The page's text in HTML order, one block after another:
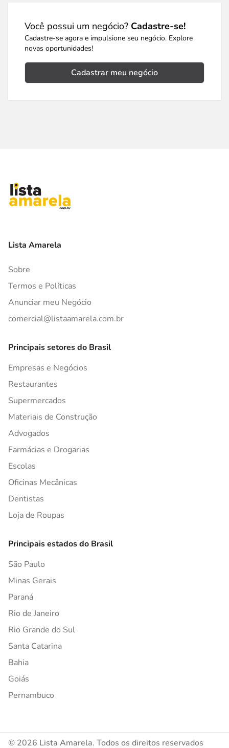
Você possui um negócio? Cadastre-se!
Cadastre-se agora e impulsione seu negócio. Explore
novas oportunidades!
Cadastrar meu negócio
Lista Amarela
Sobre
Termos e Políticas
Anunciar meu Negócio
comercial@listaamarela.com.br
Principais setores do Brasil
Empresas e Negócios
Restaurantes
Supermercados
Materiais de Construção
Advogados
Farmácias e Drogarias
Escolas
Oficinas Mecânicas
Dentistas
Loja de Roupas
Principais estados do Brasil
São Paulo
Minas Gerais
Paraná
Rio de Janeiro
Rio Grande do Sul
Santa Catarina
Bahia
Goiás
Pernambuco
© 2026 Lista Amarela. Todos os direitos reservados